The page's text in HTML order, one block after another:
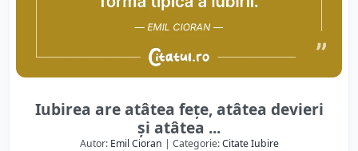
Iubirea are atâtea feţe, atâtea devieri
şi atâtea ...
Autor: Emil Cioran | Categorie:Citate Iubire